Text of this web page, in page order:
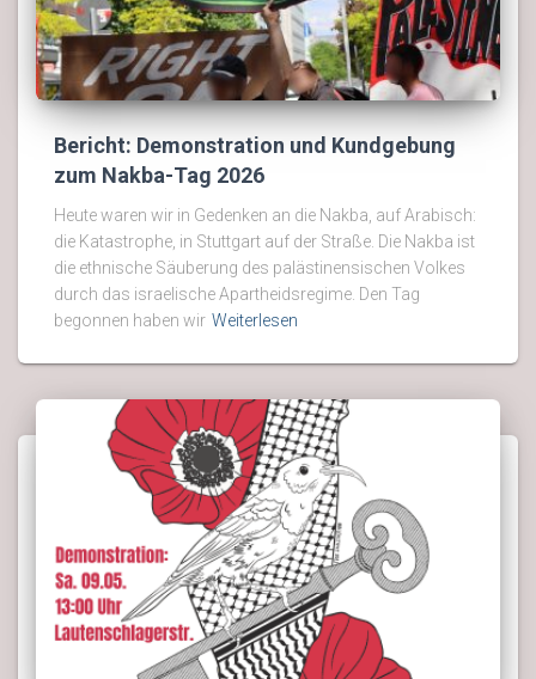
Bericht: Demonstration und Kundgebung
zum Nakba-Tag 2026
Heute waren wir in Gedenken an die Nakba, auf Arabisch:
die Katastrophe, in Stuttgart auf der Straße. Die Nakba ist
die ethnische Säuberung des palästinensischen Volkes
durch das israelische Apartheidsregime. Den Tag
begonnen haben wir Weiterlesen